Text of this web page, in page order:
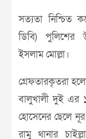
সত্যতা নিশ্চিত
ডিবি) পুলিশের
ইসলাম মোল্লা।
গ্রেফতারকৃতরা
বালুখালী দুই এর
হোসেনের ছেলে
রামু থানার